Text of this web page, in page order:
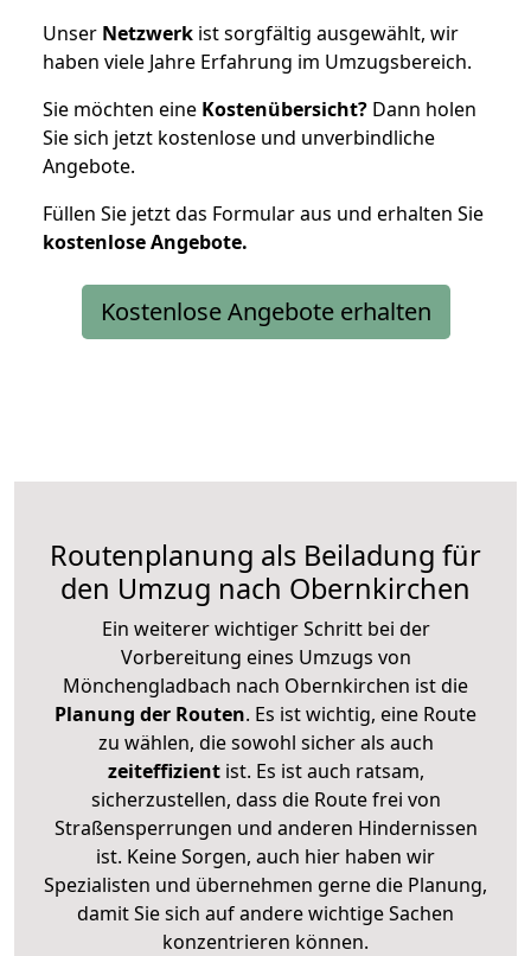
Unser Netzwerk ist sorgfältig ausgewählt, wir
haben viele Jahre Erfahrung im Umzugsbereich.
Sie möchten eine Kostenübersicht? Dann holen
Sie sich jetzt kostenlose und unverbindliche
Angebote.
Füllen Sie jetzt das Formular aus und erhalten Sie
kostenloseAngebote.
Kostenlose Angebote erhalten
Routenplanung als Beiladung für
den Umzug nach Obernkirchen
Ein weiterer wichtiger Schritt bei der
Vorbereitung eines Umzugs von
Mönchengladbach nach Obernkirchen ist die
Planung der Routen. Es ist wichtig, eine Route
zu wählen, die sowohl sicher als auch
zeiteffizientist. Es ist auch ratsam,
sicherzustellen, dass die Route frei von
Straßensperrungen und anderen Hindernissen
ist. Keine Sorgen, auch hier haben wir
Spezialisten und übernehmen gerne die Planung,
damit Sie sich auf andere wichtige Sachen
konzentrieren können.